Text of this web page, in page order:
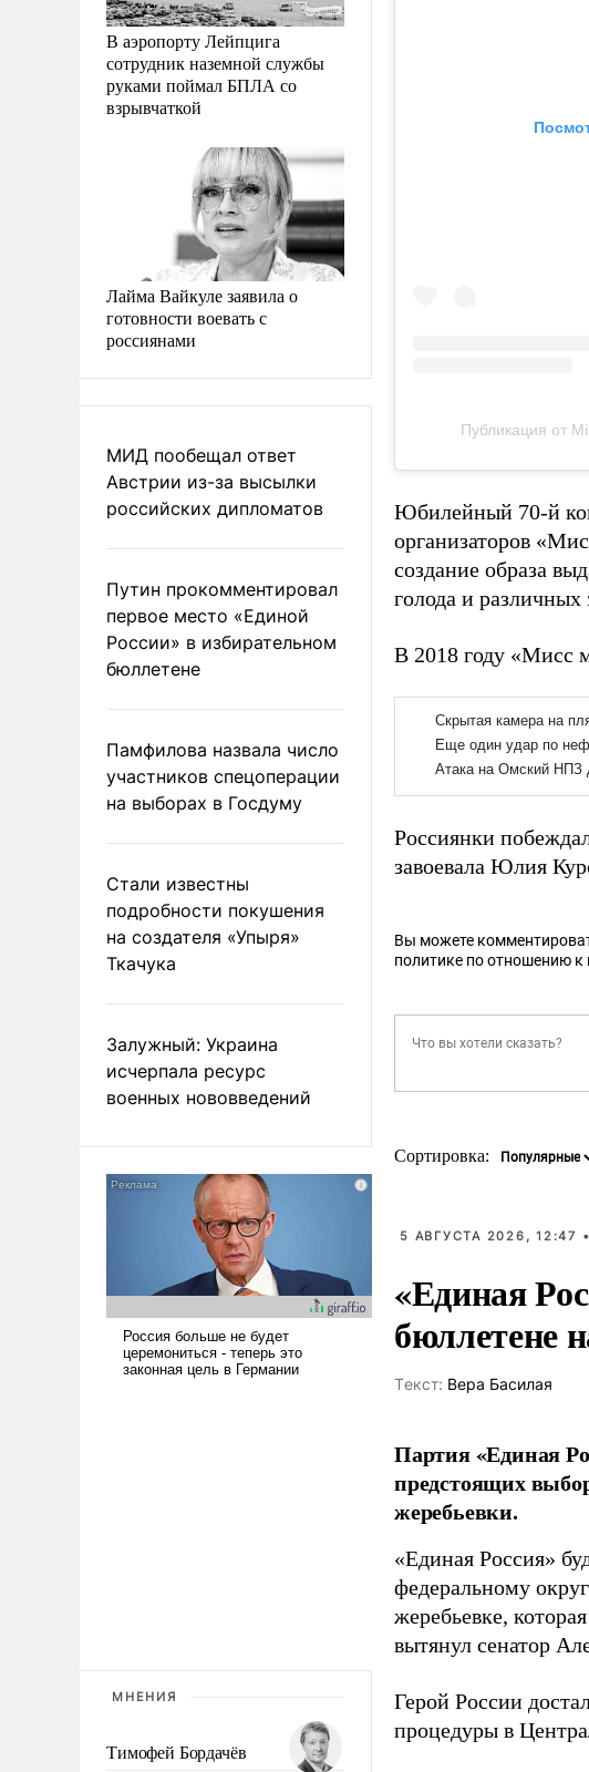
В аэропорту Лейпцига
сотрудник наземной службы
руками поймал БПЛА со
взрывчаткой
Лайма Вайкуле заявила о
готовности воевать с
россиянами
МИД пообещал ответ
Австрии из-за высылки
российских дипломатов
Путин прокомментировал
первое место «Единой
России» в избирательном
бюллетене
Памфилова назвала число
участников спецоперации
на выборах в Госдуму
Стали известны
подробности покушения
на создателя «Упыря»
Ткачука
Залужный: Украина
исчерпала ресурс
военных нововведений
МНЕНИЯ
Тимофей Бордачёв
Публикация от
Юбилейный 70-й
организаторов
создание образа
голода и различных
В 2018 году «Мисс
Россиянки
завоевала Юлия
Вы можете
политике по отношению
Сортировка:
5 АВГУСТА 2026, 12:47 •
«Единая
бюллетене
Tекст: Вера Басилая
Партия «Единая
предстоящих
жеребьевки.
«Единая Россия»
федеральному
жеребьевке,
вытянул сенатор
Герой России
процедуры в